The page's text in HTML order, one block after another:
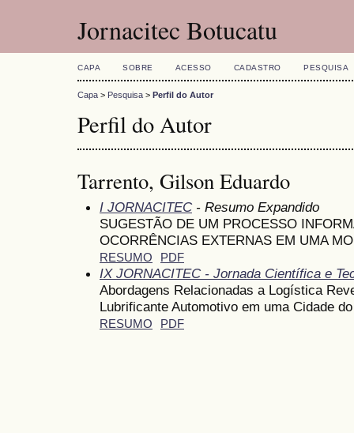
Jornacitec Botucatu
CAPA SOBRE ACESSO CADASTRO PESQUISA
Capa > Pesquisa > Perfil do Autor
Perfil do Autor
Tarrento, Gilson Eduardo
I JORNACITEC- Resumo Expandido
SUGESTÃO DE UM PROCESSO
OCORRÊNCIAS EXTERNAS EM UMA
RESUMO PDF
IX JORNACITEC - Jornada Científica e
Abordagens Relacionadas a Logística
Lubrificante Automotivo em uma Cidade
RESUMO PDF